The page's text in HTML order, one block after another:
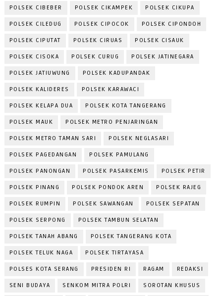
POLSEK CIBEBER POLSEK CIKAMPEK POLSEK CIKUPA
POLSEK CILEDUG POLSEK CIPOCOK POLSEK CIPONDOH
POLSEK CIPUTAT POLSEK CIRUAS POLSEK CISAUK
POLSEK CISOKA POLSEK CURUG POLSEK JATINEGARA
POLSEK JATIUWUNG POLSEK KADUPANDAK
POLSEK KALIDERES POLSEK KARAWACI
POLSEK KELAPA DUA POLSEK KOTA TANGERANG
POLSEK MAUK POLSEK METRO PENJARINGAN
POLSEK METRO TAMAN SARI POLSEK NEGLASARI
POLSEK PAGEDANGAN POLSEK PAMULANG
POLSEK PANONGAN POLSEK PASARKEMIS POLSEK PETIR
POLSEK PINANG POLSEK PONDOK AREN POLSEK RAJEG
POLSEK RUMPIN POLSEK SAWANGAN POLSEK SEPATAN
POLSEK SERPONG POLSEK TAMBUN SELATAN
POLSEK TANAH ABANG POLSEK TANGERANG KOTA
POLSEK TELUK NAGA POLSEK TIRTAYASA
POLSES KOTA SERANG PRESIDEN RI RAGAM REDAKSI
SENI BUDAYA SENKOM MITRA POLRI SOROTAN KHUSUS